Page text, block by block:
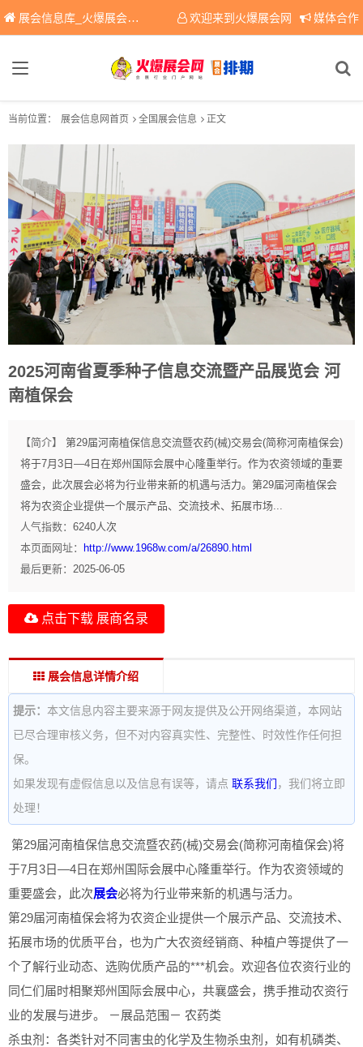
展会信息库_火爆展会网免费展会信息查询平台，提供专业会展服务！ 欢迎来到火爆展会网 媒体合作
当前位置： 展会信息网首页 全国展会信息 正文
2025河南省夏季种子信息交流暨产品展览会 河
南植保会
【简介】
第29届河南植保信息交流暨农药(械)交易会(简称河南植保会)
将于7月3日—4日在郑州国际会展中心隆重举行。作为农资领域的重要
盛会，此次展会必将为行业带来新的机遇与活力。第29届河南植保会
将为农资企业提供一个展示产品、交流技术、拓展市场...
人气指数： 6240人次
本页面网址：
http://www.1968w.com/a/26890.html
最后更新： 2025-06-05
点击下载 展商名录
展会信息详情介绍
提示： 本文信息内容主要来源于网友提供及公开网络渠道，本网站
已尽合理审核义务，但不对内容真实性、完整性、时效性作任何担
保。
如果发现有虚假信息以及信息有误等，请点 联系我们 ，我们将立即
处理！
第29届河南植保信息交流暨农药(械)交易会(简称河南植保会)将
于7月3日—4日在郑州国际会展中心隆重举行。作为农资领域的
重要盛会，此次展会必将为行业带来新的机遇与活力。
第29届河南植保会将为农资企业提供一个展示产品、交流技术、
拓展市场的优质平台，也为广大农资经销商、种植户等提供了一
个了解行业动态、选购优质产品的***机会。欢迎各位农资行业的
同仁们届时相聚郑州国际会展中心，共襄盛会，携手推动农资行
业的发展与进步。 －展品范围－ 农药类
杀虫剂：各类针对不同害虫的化学及生物杀虫剂，如有机磷类、